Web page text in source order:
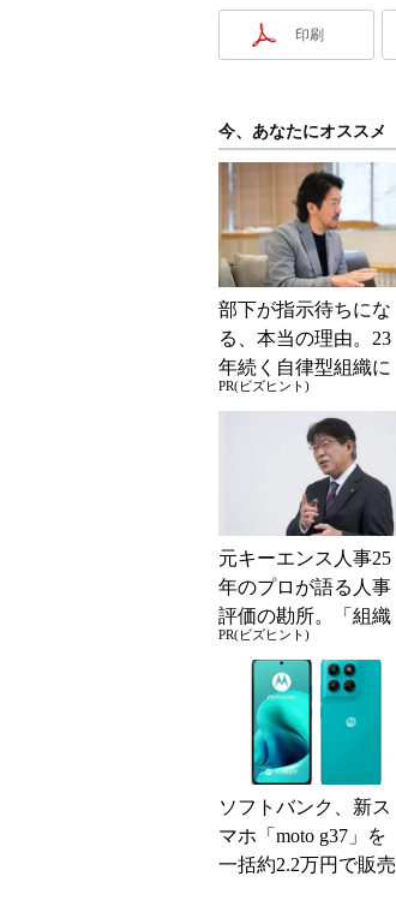
印刷
今、あなたにオススメ
部下が指示待ちにな
る、本当の理由。23
年続く自律型組織に
共通する「3つの要
PR(ビズヒント)
元キーエンス人事25
年のプロが語る人事
評価の勘所。「組織
を腐らせるNG評価」
とは？
PR(ビズヒント)
ソフトバンク、新ス
マホ「moto g37」を
一括約2.2万円で販売